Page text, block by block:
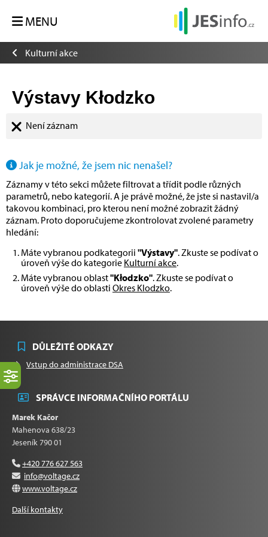
MENU
Kulturní akce
Výstavy Kłodzko
Není záznam
Jak je možné, že jsem nic nenašel?
Záznamy v této sekci můžete filtrovat a třídit podle různých
parametrů, nebo kategorií. A je právě možné, že jste si nastavil/a
takovou kombinaci, pro kterou není možné zobrazit žádný
záznam. Proto doporučujeme zkontrolovat zvolené parametry
hledání:
Máte vybranou podkategorii "Výstavy". Zkuste se podívat o
úroveň výše do kategorie Kulturní akce.
Máte vybranou oblast"Kłodzko". Zkuste se podívat o
úroveň výše do oblasti Okres Klodzko.
DŮLEŽITÉ ODKAZY
Vstup do administrace DSA
SPRÁVCE INFORMAČNÍHO PORTÁLU
Marek Kačor
Mahenova 638/23
Jeseník 790 01
+420 776 627 563
info@voltage.cz
www.voltage.cz
Další kontakty